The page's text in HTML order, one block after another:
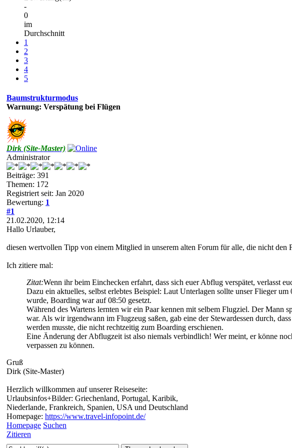
-
0
im
Durchschnitt
1
2
3
4
5
Baumstrukturmodus
Warnung: Verspätung bei Flügen
Dirk (Site-Master)
Administrator
Beiträge: 391
Themen: 172
Registriert seit: Jan 2020
Bewertung: 1
#1
21.02.2020, 12:14
Hallo Urlauber,
diesen wertvollen Tipp von einem Mitglied in unserem alten Forum für alle, die nicht
Ich zitiere mal:
Zitat:Wenn ihr beim Einchecken erfahrt, dass sich euer Abflug verspätet, verlasst
Dazu ein aktuelles, selbst erlebtes Beispiel: Laut Unterlagen sollte unser Flieger
wurde, Boarding war auf 08:50 gesetzt.
Während des Wartens lernten wir ein Paar kennen mit selbem Flugziel. Der Mann
war. Als wir irgendwann im Flugzeug saßen, gab eine der Stewardessen durch,
werden musste, die nicht rechtzeitig zum Boarding erschienen.
Eine Änderung der Abflugzeit ist also niemals verbindlich! Wer meint, er könne
verpassen zu können.
Gruß
Dirk (Site-Master)
Herzlich willkommen auf unserer Reiseseite:
Urlaubsinfos+Bilder: Griechenland, Portugal, Karibik,
Niederlande, Frankreich, Spanien, USA und Deutschland
Homepage: https://www.travel-infopoint.de/
Homepage Suchen
Zitieren